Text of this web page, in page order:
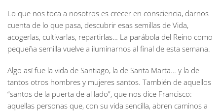
Lo que nos toca a nosotros es crecer en consciencia, darnos
cuenta de lo que pasa, descubrir esas semillas de Vida,
acogerlas, cultivarlas, repartirlas… La parábola del Reino como
pequeña semilla vuelve a iluminarnos al final de esta semana.
Algo así fue la vida de Santiago, la de Santa Marta… y la de
tantos otros hombres y mujeres santos. También de aquellos
“santos de la puerta de al lado”, que nos dice Francisco:
aquellas personas que, con su vida sencilla, abren caminos a